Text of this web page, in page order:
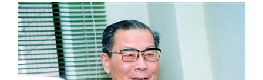
终身学习
信息化服务
校友总会
总会简介
关闭